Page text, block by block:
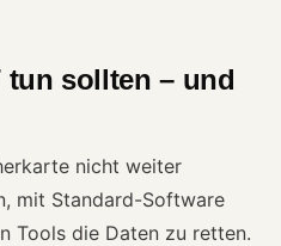
tun sollten – und
nicht weiter
mit Standard-Software
Tools die Daten zu retten.